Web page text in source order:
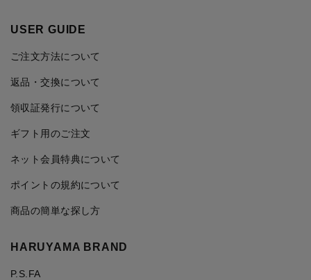
USER GUIDE
ご注文方法について
返品・交換について
領収証発行について
ギフト用のご注文
ネット会員特典について
ポイントの規約について
商品の簡単な探し方
HARUYAMA BRAND
P.S.FA